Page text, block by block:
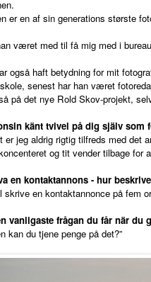
er en af sin generations største
været med til få mig med i
også haft betydning for mit
senest har han været
på det nye Rold Skov-projekt,
känt tvivel på dig själv som
jeg aldrig rigtig tilfreds med det
og tit vender tilbage for
en kontaktannons - hur
en kontaktannonce på fem
vanligaste frågan du får när du
kan du tjene penge på det?”